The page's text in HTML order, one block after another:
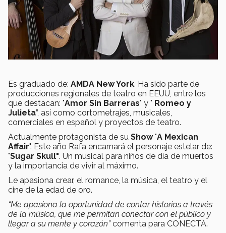
Es graduado de: AMDA New York. Ha sido parte de
producciones regionales de teatro en EEUU, entre los
que destacan: "Amor Sin Barreras" y " Romeo y
Julieta”, así como cortometrajes, musicales,
comerciales en español y proyectos de teatro.
Actualmente protagonista de su Show"A Mexican
Affair". Este año Rafa encarnará el personaje estelar de:
"Sugar Skull". Un musical para niños de día de muertos
y la importancia de vivir al máximo.
Le apasiona crear, el romance, la música, el teatro y el
cine de la edad de oro.
“Me apasiona la oportunidad de contar historias a través
de la música, que me permitan conectar con el público y
llegar a su mente y corazón”comenta para CONECTA.